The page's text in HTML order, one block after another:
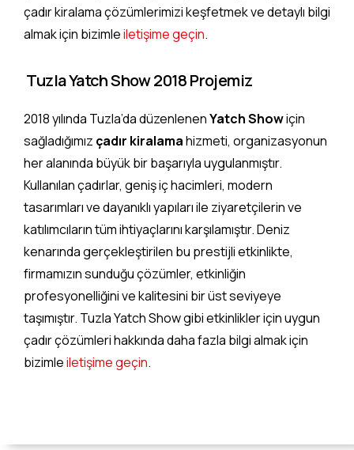
çadır kiralama çözümlerimizi keşfetmek ve detaylı bilgi
almak için bizimleiletişime geçin.
Tuzla Yatch Show 2018 Projemiz
2018 yılında Tuzla’da düzenlenenYatch Showiçin
sağladığımız çadır kiralamahizmeti, organizasyonun
her alanında büyük bir başarıyla uygulanmıştır.
Kullanılan çadırlar, geniş iç hacimleri, modern
tasarımları ve dayanıklı yapıları ile ziyaretçilerin ve
katılımcıların tüm ihtiyaçlarını karşılamıştır. Deniz
kenarında gerçekleştirilen bu prestijli etkinlikte,
firmamızın sunduğu çözümler, etkinliğin
profesyonelliğini ve kalitesini bir üst seviyeye
taşımıştır. Tuzla Yatch Show gibi etkinlikler için uygun
çadır çözümleri hakkında daha fazla bilgi almak için
bizimleiletişime geçin.